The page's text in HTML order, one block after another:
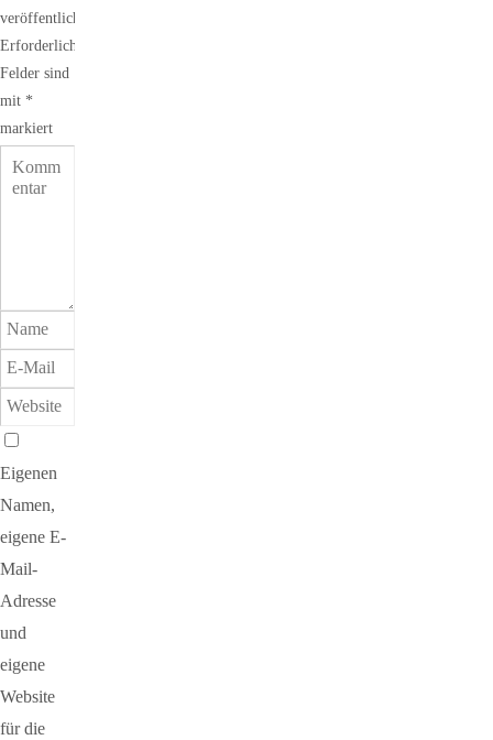
veröffentlicht.
Erforderliche
Felder sind
mit *
markiert
Eigenen
Namen,
eigene E-
Mail-
Adresse
und
eigene
Website
für die